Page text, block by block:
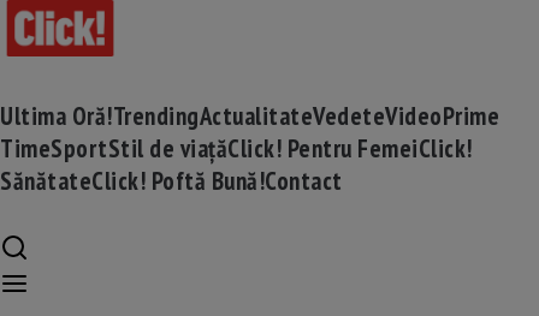
Ultima Oră!TrendingActualitateVedeteVideoPrime
TimeSportStil de viațăClick! Pentru FemeiClick!
SănătateClick! Poftă Bună!Contact